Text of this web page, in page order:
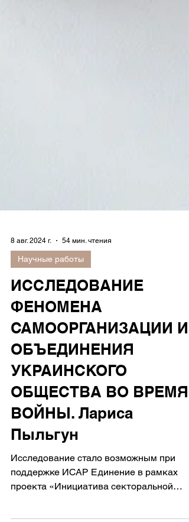
8 авг. 2024 г. 54 мин. чтения
Научные работы
ИССЛЕДОВАНИЕ
ФЕНОМЕНА
САМООРГАНИЗАЦИИ И
ОБЪЕДИНЕНИЯ
УКРАИНСКОГО
ОБЩЕСТВА ВО ВРЕМЯ
ВОЙНЫ. Лариса
Пыльгун
Исследование стало возможным при